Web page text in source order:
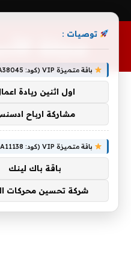
مجلة
توصيات :
باقة متميزة VIP (كود: AA38045):
اول اثنين ريادة
مشاركة ارباح
باقة متميزة VIP (كود: AA11138):
باقة باك لينك
شركة تحسين محركات